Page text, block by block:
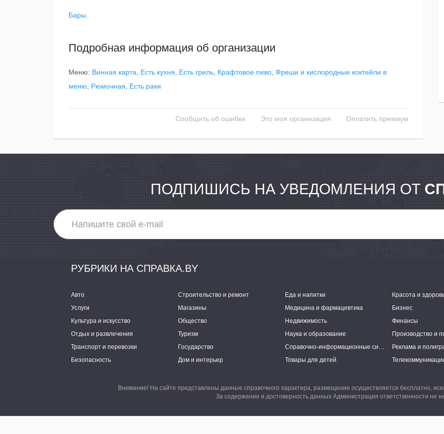
Бары
Подробная информация об организации
Меню: Винная карта Есть кухня Есть гриль Крафтовое пиво Фреши и кислородные коктейли в
меню
Рюмочная Есть раки
Сообщить об ошибке Это моя организация Оплатить премиум
ПОДПИШИСЬ НА УВЕДОМЛЕНИЯ ОТ
РУБРИКИ НА СПРАВКА.BY
Авто Строительство и ремонт Еда и напитки Красота и
Услуги
Магазины Медицина и фармацевтика Бизнес
Культура и искусство
Общество Недвижимость Финансы
Отдых и развлечения
Туризм Наука и образование Производство и
Транспорт и перевозки
Государство Справочно-информационные системы Реклама и
Безопасность
Дом и интерьер Товары для детей
Внимание! На сайте представлены данные справочного характера, размещение осуществляется бесплатно,
За содержание и достоверность данных Администрация ответственности не